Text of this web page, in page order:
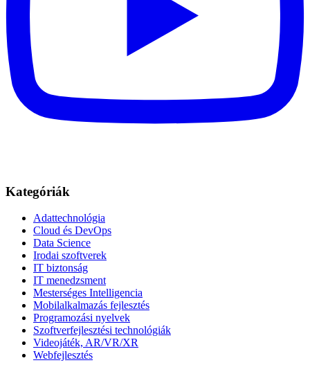
Kategóriák
Adattechnológia
Cloud és DevOps
Data Science
Irodai szoftverek
IT biztonság
IT menedzsment
Mesterséges Intelligencia
Mobilalkalmazás fejlesztés
Programozási nyelvek
Szoftverfejlesztési technológiák
Videojáték, AR/VR/XR
Webfejlesztés